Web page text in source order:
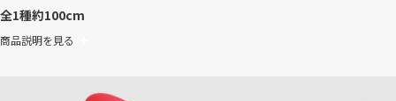
全1種約100cm
商品説明を見る